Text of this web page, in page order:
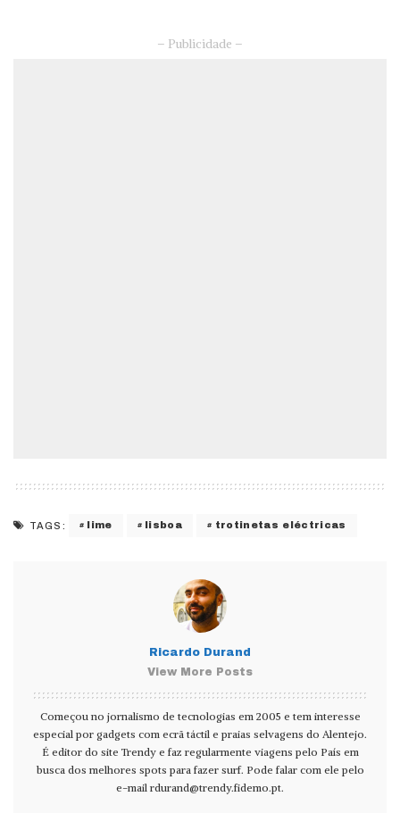
– Publicidade –
TAGS: lime lisboa trotinetas eléctricas
Ricardo Durand
View More Posts
Começou no jornalismo de tecnologias em 2005 e tem interesse
especial por gadgets com ecrã táctil e praias selvagens do Alentejo.
É editor do site Trendy e faz regularmente viagens pelo País em
busca dos melhores spots para fazer surf. Pode falar com ele pelo
e-mail rdurand@trendy.fidemo.pt.